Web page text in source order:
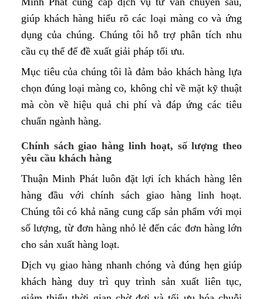
giúp khách hàng hiểu rõ các loại màng co và ứng
dụng của chúng. Chúng tôi hỗ trợ phân tích nhu
cầu cụ thể để đề xuất giải pháp tối ưu.
Mục tiêu của chúng tôi là đảm bảo khách hàng lựa
chọn đúng loại màng co, không chỉ về mặt kỹ thuật
mà còn về hiệu quả chi phí và đáp ứng các tiêu
chuẩn ngành hàng.
Chính sách giao hàng linh hoạt, số lượng theo
yêu cầu khách hàng
Thuận Minh Phát luôn đặt lợi ích khách hàng lên
hàng đầu với chính sách giao hàng linh hoạt.
Chúng tôi có khả năng cung cấp sản phẩm với mọi
số lượng, từ đơn hàng nhỏ lẻ đến các đơn hàng lớn
cho sản xuất hàng loạt.
Dịch vụ giao hàng nhanh chóng và đúng hẹn giúp
khách hàng duy trì quy trình sản xuất liên tục,